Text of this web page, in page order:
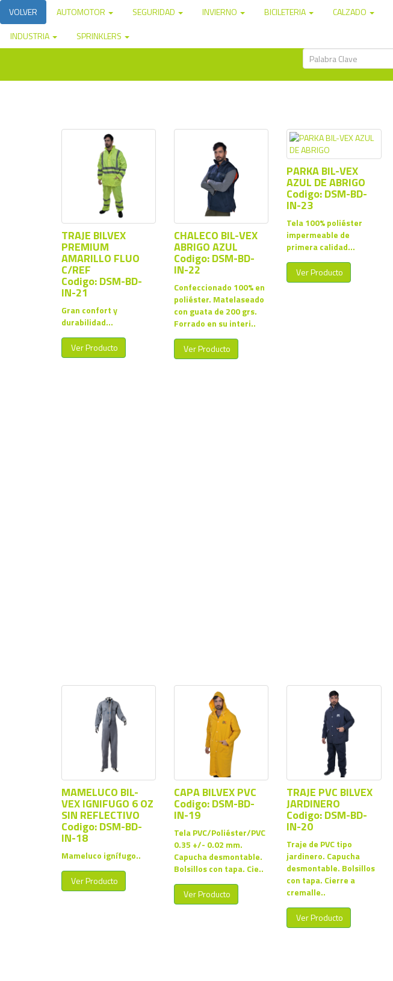
VOLVER AUTOMOTOR SEGURIDAD INVIERNO BICILETERIA CALZADO
INDUSTRIA
SPRINKLERS
TRAJE BILVEX
PREMIUM
AMARILLO FLUO
C/REF
Codigo: DSM-BD-
IN-21
Gran confort y
durabilidad...
Ver Producto
CHALECO BIL-VEX
ABRIGO AZUL
Codigo: DSM-BD-
IN-22
Confeccionado 100% en
poliéster. Matelaseado
con guata de 200 grs.
Forrado en su interi..
Ver Producto
PARKA BIL-VEX
AZUL DE ABRIGO
Codigo: DSM-BD-
IN-23
Tela 100% poliéster
impermeable de
primera calidad...
Ver Producto
MAMELUCO BIL-
VEX IGNIFUGO 6 OZ
SIN REFLECTIVO
Codigo: DSM-BD-
IN-18
Mameluco ignífugo..
Ver Producto
CAPA BILVEX PVC
Codigo: DSM-BD-
IN-19
Tela PVC/Poliéster/PVC
0.35 +/- 0.02 mm.
Capucha desmontable.
Bolsillos con tapa. Cie..
Ver Producto
TRAJE PVC BILVEX
JARDINERO
Codigo: DSM-BD-
IN-20
Traje de PVC tipo
jardinero. Capucha
desmontable. Bolsillos
con tapa. Cierre a
cremalle..
Ver Producto